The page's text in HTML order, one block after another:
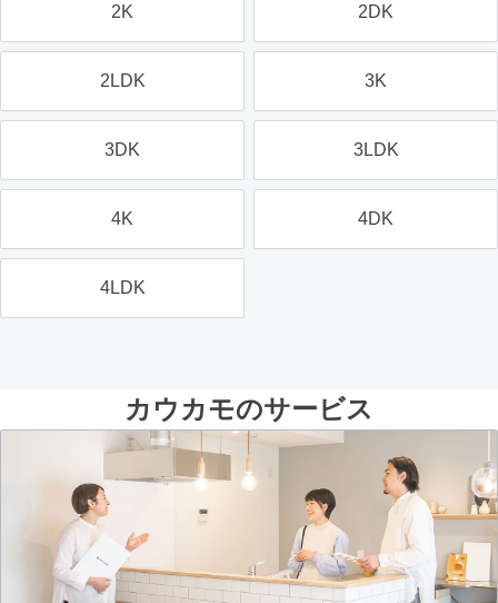
2K 2DK
2LDK 3K
3DK 3LDK
4K 4DK
4LDK
カウカモのサービス